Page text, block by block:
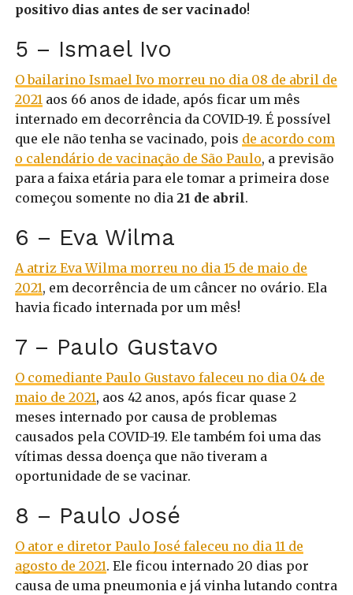
positivo dias antes de ser vacinado!
5 – Ismael Ivo
O bailarino Ismael Ivo morreu no dia 08 de abril de
2021 aos 66 anos de idade, após ficar um mês
internado em decorrência da COVID-19. É possível
que ele não tenha se vacinado, pois de acordo com
o calendário de vacinação de São Paulo, a previsão
para a faixa etária para ele tomar a primeira dose
começou somente no dia 21 de abril.
6 – Eva Wilma
A atriz Eva Wilma morreu no dia 15 de maio de
2021, em decorrência de um câncer no ovário. Ela
havia ficado internada por um mês!
7 – Paulo Gustavo
O comediante Paulo Gustavo faleceu no dia 04 de
maio de 2021, aos 42 anos, após ficar quase 2
meses internado por causa de problemas
causados pela COVID-19. Ele também foi uma das
vítimas dessa doença que não tiveram a
oportunidade de se vacinar.
8 – Paulo José
O ator e diretor Paulo José faleceu no dia 11 de
agosto de 2021. Ele ficou internado 20 dias por
causa de uma pneumonia e já vinha lutando contra